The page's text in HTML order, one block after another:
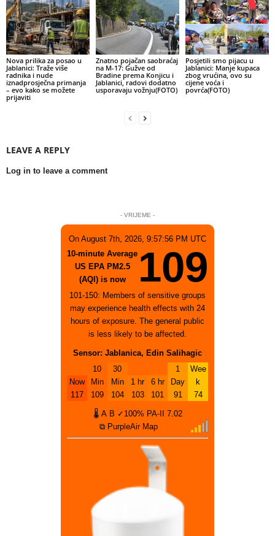
Nova prilika za posao u
Jablanici: Traže više
radnika i nude
iznadprosječna primanja
– evo kako se možete
prijaviti
Znatno pojačan saobraćaj
na M-17: Gužve od
Bradine prema Konjicu i
Jablanici, radovi dodatno
usporavaju vožnju(FOTO)
Posjetili smo pijacu u
Jablanici: Manje kupaca
zbog vrućina, ovo su
cijene voća i
povrća(FOTO)
LEAVE A REPLY
Log in to leave a comment
- VRIJEME -
On August 7th, 2026, 9:57:56 PM UTC
10-minute Average
US EPA PM2.5
(AQI) is now
109
101-150: Members of sensitive groups
may experience health effects with 24
hours of exposure. The general public
is less likely to be affected.
Sensor: Jablanica, Edin Salihagic
Now
117
10
Min
109
30
Min
104
1 hr
103
6 hr
101
1
Day
91
Wee
k
74
🌡 A B ✓100% PA-II
7.02
⧉ PurpleAir Map